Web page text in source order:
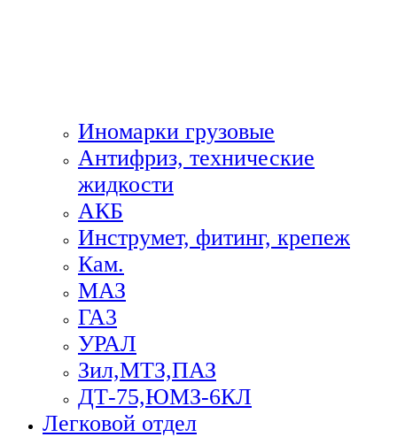
Иномарки грузовые
Антифриз, технические
жидкости
АКБ
Инструмет, фитинг, крепеж
Кам.
МАЗ
ГА3
УРАЛ
Зил,МТЗ,ПАЗ
ДТ-75,ЮМЗ-6КЛ
Легковой отдел